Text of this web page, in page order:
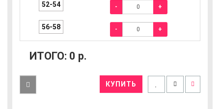
52-54 - +
56-58 - +
ИТОГО: 0 р.
КУПИТЬ